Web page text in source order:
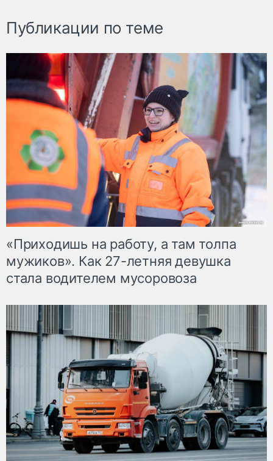
Публикации по теме
«Приходишь на работу, а там толпа
мужиков». Как 27-летняя девушка
стала водителем мусоровоза